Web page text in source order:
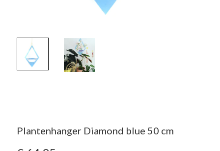
Plantenhanger Diamond blue 50 cm